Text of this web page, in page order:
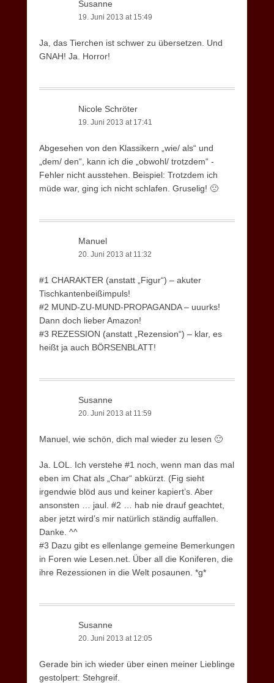
Susanne
19. Juni 2013 at 15:49
Ja, das Tierchen ist schwer zu übersetzen. Und
GNAH! Ja. Horror!
Nicole Schröter
19. Juni 2013 at 17:41
Abgesehen von den Klassikern „wie/ als“ und
„dem/ den“, kann ich die „obwohl/ trotzdem“ -
Fehler nicht ausstehen. Beispiel: Trotzdem ich
müde war, ging ich nicht schlafen. Gruselig! 🙁
Manuel
20. Juni 2013 at 11:32
#1 CHARAKTER (anstatt „Figur“) – akuter
Tischkantenbeißimpuls!
#2 MUND-ZU-MUND-PROPAGANDA – uuurks!
Dann doch lieber Amazon!
#3 REZESSION (anstatt „Rezension“) – klar, es
heißt ja auch BÖRSENBLATT!
Susanne
20. Juni 2013 at 11:59
Manuel, wie schön, dich mal wieder zu lesen 🙂
Ja. LOL. Ich verstehe #1 noch, wenn man das mal
eben im Chat als „Char“ abkürzt. (Fig sieht
irgendwie blöd aus und keiner kapiert’s. Aber
ansonsten … jaul. #2 … hab nie drauf geachtet,
aber jetzt wird’s mir natürlich ständig auffallen.
Danke. ^^
#3 Dazu gibt es ellenlange gemeine Bemerkungen
in Foren wie Lesen.net. Über all die Koniferen, die
ihre Rezessionen in die Welt posaunen. *g*
Susanne
20. Juni 2013 at 12:05
Gerade bin ich wieder über einen meiner Lieblinge
gestolpert: Stehgreif.